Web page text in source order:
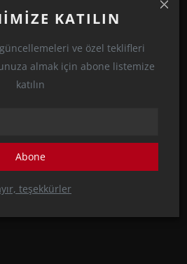
KATILIN
ve özel teklifleri
almak için abone listemize
katılın
Abone
teşekkürlerBir Lezzet Şöleni